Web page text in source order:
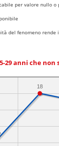
per valore nullo o
del fenomeno
29 anni che
18